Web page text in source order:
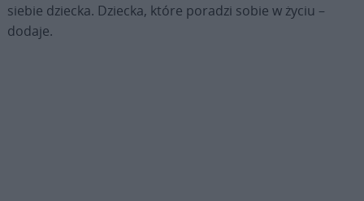
siebie dziecka. Dziecka, które poradzi sobie w życiu –
dodaje.